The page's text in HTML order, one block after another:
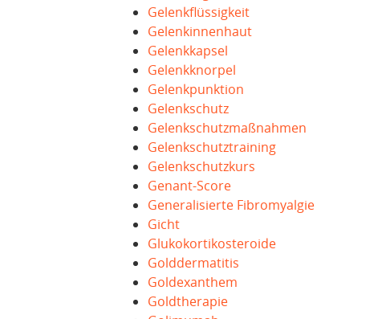
Gelenkflüssigkeit
Gelenkinnenhaut
Gelenkkapsel
Gelenkknorpel
Gelenkpunktion
Gelenkschutz
Gelenkschutzmaßnahmen
Gelenkschutztraining
Gelenkschutzkurs
Genant-Score
Generalisierte Fibromyalgie
Gicht
Glukokortikosteroide
Golddermatitis
Goldexanthem
Goldtherapie